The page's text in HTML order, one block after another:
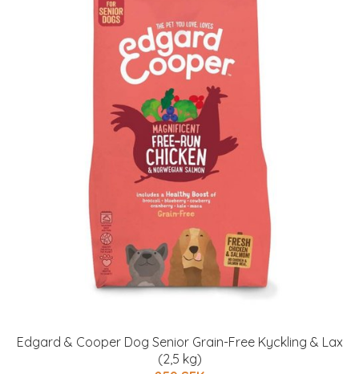
Edgard & Cooper Dog Senior Grain-Free Kyckling & Lax
(2,5 kg)